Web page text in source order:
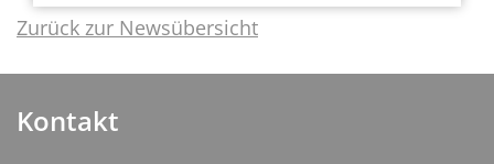
Zurück zur Newsübersicht
Kontakt